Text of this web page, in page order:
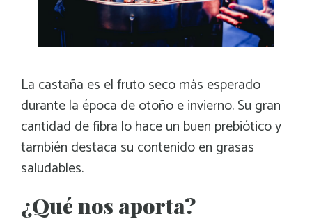
La castaña es el fruto seco más esperado
durante la época de otoño e invierno. Su gran
cantidad de fibra lo hace un buen prebiótico y
también destaca su contenido en grasas
saludables.
¿Qué nos aporta?